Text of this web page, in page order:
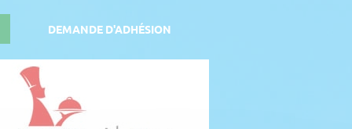
DEMANDE D'ADHÉSION